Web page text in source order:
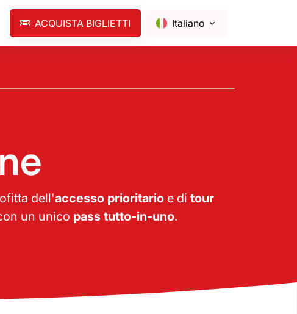
ACQUISTA BIGLIETTI Italiano
dell'accesso prioritarioe di tour
un unico pass tutto-in-uno.